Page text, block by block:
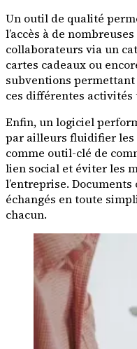
Un outil de qualité
l’accès à de
collaborateurs via un
cartes cadeaux ou
subventions
ces différentes
Enfin, un logiciel
par ailleurs fluidifier les
comme outil-clé de
lien social et éviter les
l’entreprise.
échangés en toute
chacun.